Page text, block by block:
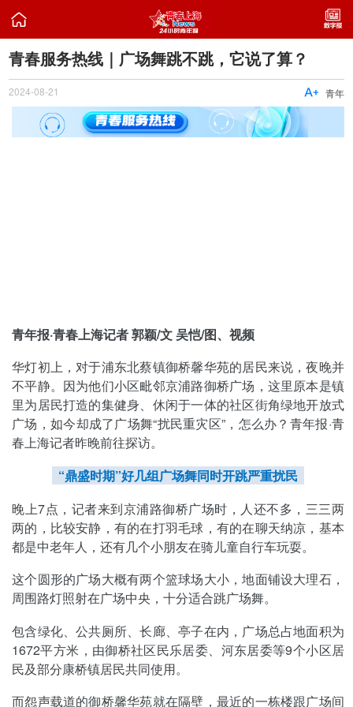

青春服务热线｜广场舞跳不跳，它说了算？
2024-08-21 青年

青年报·青春上海记者 郭颖/文 吴恺/图、视频
华灯初上，对于浦东北蔡镇御桥馨华苑的居民来说，夜晚并
不平静。因为他们小区毗邻京浦路御桥广场，这里原本是镇
里为居民打造的集健身、休闲于一体的社区街角绿地开放式
广场，如今却成了广场舞“扰民重灾区”，怎么办？青年报·青
春上海记者昨晚前往探访。
“鼎盛时期”好几组广场舞同时开跳严重扰民
晚上7点，记者来到京浦路御桥广场时，人还不多，三三两
两的，比较安静，有的在打羽毛球，有的在聊天纳凉，基本
都是中老年人，还有几个小朋友在骑儿童自行车玩耍。
这个圆形的广场大概有两个篮球场大小，地面铺设大理石，
周围路灯照射在广场中央，十分适合跳广场舞。
包含绿化、公共厕所、长廊、亭子在内，广场总占地面积为
1672平方米，由御桥社区民乐居委、河东居委等9个小区居
民及部分康桥镇居民共同使用。
而怨声载道的御桥馨华苑就在隔壁，最近的一栋楼跟广场间